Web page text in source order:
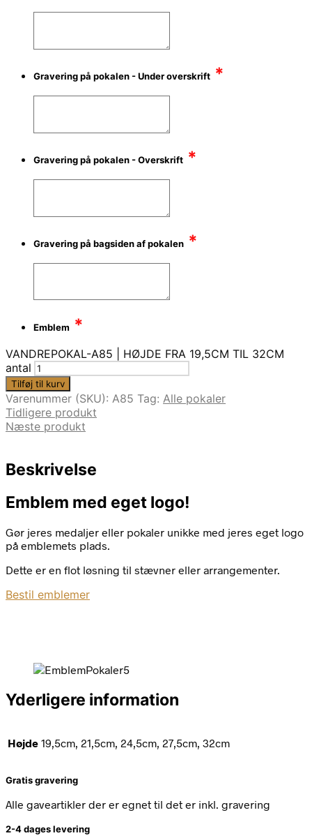
Gravering på pokalen - Under overskrift *
Gravering på pokalen - Overskrift *
Gravering på bagsiden af pokalen *
Emblem *
VANDREPOKAL-A85 | HØJDE FRA 19,5CM TIL 32CM
antal
Tilføj til kurv
Varenummer (SKU): A85 Tag: Alle pokaler
Tidligere produkt
Næste produkt
Beskrivelse
Emblem med eget logo!
Gør jeres medaljer eller pokaler unikke med jeres eget logo
på emblemets plads.
Dette er en flot løsning til stævner eller arrangementer.
Bestil emblemer
Yderligere information
Højde 19,5cm, 21,5cm, 24,5cm, 27,5cm, 32cm
Gratis gravering
Alle gaveartikler der er egnet til det er inkl. gravering
2-4 dages levering